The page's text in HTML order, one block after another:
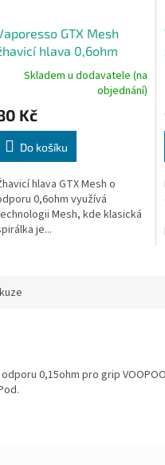
GTX Mesh
hlava 0,6ohm
Skladem u dodavatele (na
objednání)
Kč
Do košíku
hlava GTX Mesh o
0,6ohm využívá
Mesh, kde klasická
je...
odporu 0,15ohm pro grip